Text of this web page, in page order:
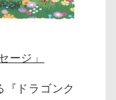
ジ」
『ドラゴンク